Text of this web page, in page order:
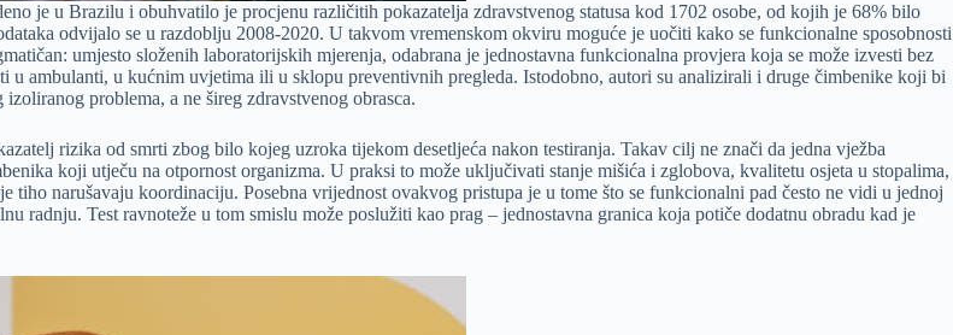
je u Brazilu i obuhvatilo je procjenu različitih pokazatelja zdravstvenog statusa kod 1702 osobe, od kojih je 68% bilo
odvijalo se u razdoblju 2008-2020. U takvom vremenskom okviru moguće je uočiti kako se funkcionalne sposobnosti
umjesto složenih laboratorijskih mjerenja, odabrana je jednostavna funkcionalna provjera koja se može izvesti bez
u ambulanti, u kućnim uvjetima ili u sklopu preventivnih pregleda. Istodobno, autori su analizirali i druge čimbenike koji bi
problema, a ne šireg zdravstvenog obrasca.
rizika od smrti zbog bilo kojeg uzroka tijekom desetljeća nakon testiranja. Takav cilj ne znači da jedna vježba
koji utječu na otpornost organizma. U praksi to može uključivati stanje mišića i zglobova, kvalitetu osjeta u stopalima,
narušavaju koordinaciju. Posebna vrijednost ovakvog pristupa je u tome što se funkcionalni pad često ne vidi u jednoj
radnju. Test ravnoteže u tom smislu može poslužiti kao prag – jednostavna granica koja potiče dodatnu obradu kad je